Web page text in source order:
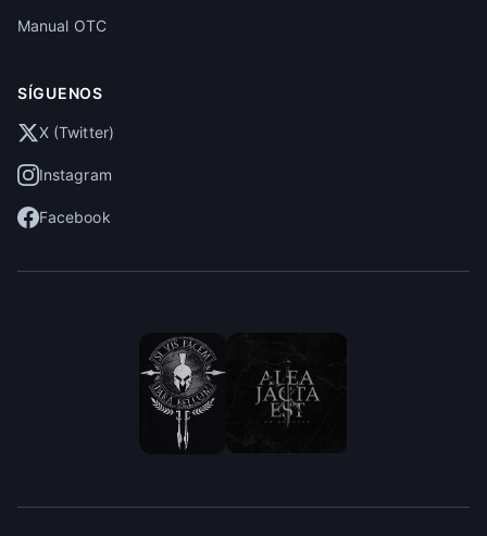
Manual OTC
SÍGUENOS
X (Twitter)
Instagram
Facebook